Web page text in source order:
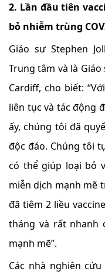
2. Lần đầu tiên
bỏ nhiễm trùng
Giáo sư Stephen
Trung tâm và là
Cardiff, cho biết:
liên tục và tác động
ấy, chúng tôi đã
độc đáo. Chúng tôi
có thể giúp loại bỏ
miễn dịch mạnh mẽ
đã tiêm 2 liều
tháng và rất nhanh
mạnh mẽ”.
Các nhà nghiên